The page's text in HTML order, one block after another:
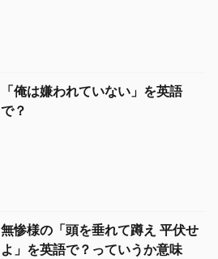
「俺は嫌われていない」を英語
で？
無惨様の「頭を垂れて蹲え 平伏せ
よ」を英語で？っていうか意味